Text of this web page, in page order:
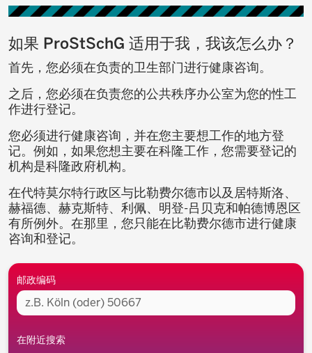
如果 ProStSchG 适用于我，我该怎么办？
首先，您必须在负责的卫生部门进行健康咨询。
之后，您必须在负责您的公共秩序办公室为您的性工
作进行登记。
您必须进行健康咨询，并在您主要想工作的地方登
记。例如，如果您想主要在科隆工作，您需要登记的
机构是科隆政府机构。
在代特莫尔特行政区与比勒费尔德市以及居特斯洛、
赫福德、赫克斯特、利佩、明登-吕贝克和帕德博恩区
有所例外。在那里，您只能在比勒费尔德市进行健康
咨询和登记。
周围
邮政编码
在附近搜索